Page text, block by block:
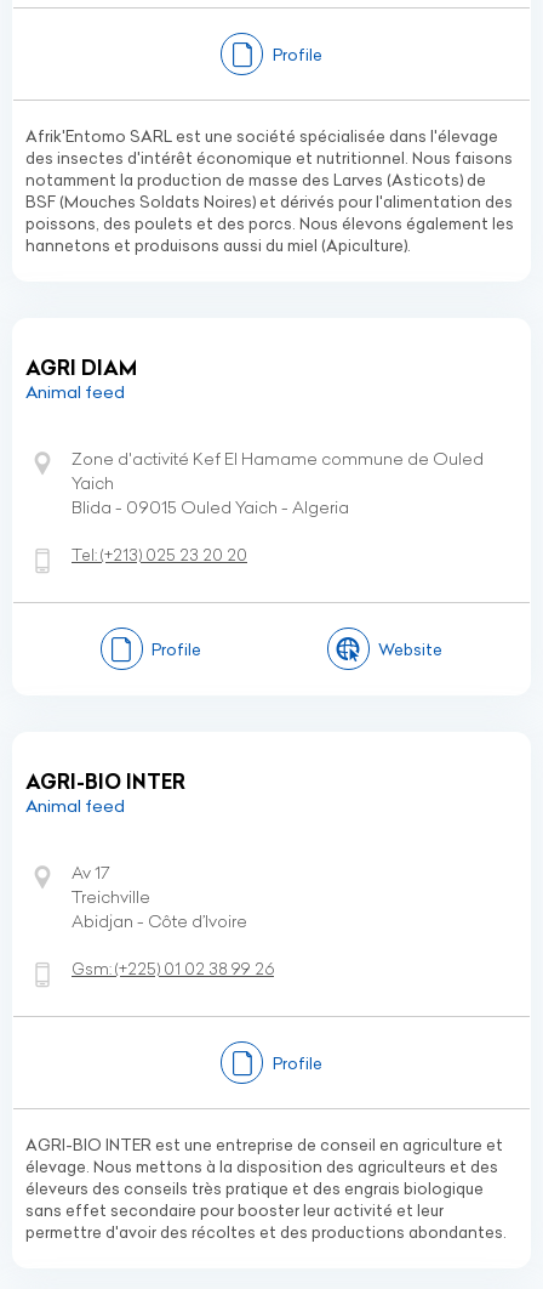
Profile
Afrik'Entomo SARL est une société spécialisée dans l'élevage
des insectes d'intérêt économique et nutritionnel. Nous faisons
notamment la production de masse des Larves (Asticots) de
BSF (Mouches Soldats Noires) et dérivés pour l'alimentation des
poissons, des poulets et des porcs. Nous élevons également les
hannetons et produisons aussi du miel (Apiculture).
AGRI DIAM
Animal feed
Zone d'activité Kef El Hamame commune de Ouled
Yaich
Blida - 09015 Ouled Yaich - Algeria
Tel:(+213) 025 23 20 20
Profile Website
AGRI-BIO INTER
Animal feed
Av 17
Treichville
Abidjan - Côte d’Ivoire
Gsm:(+225) 01 02 38 99 26
Profile
AGRI-BIO INTER est une entreprise de conseil en agriculture et
élevage. Nous mettons à la disposition des agriculteurs et des
éleveurs des conseils très pratique et des engrais biologique
sans effet secondaire pour booster leur activité et leur
permettre d'avoir des récoltes et des productions abondantes.